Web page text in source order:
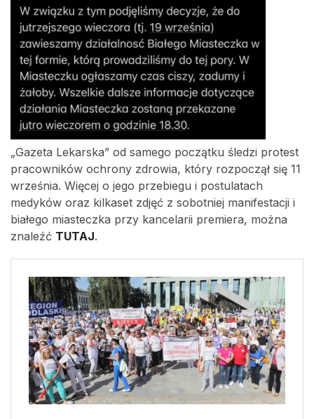
„Gazeta Lekarska” od samego początku śledzi protest
pracowników ochrony zdrowia, który rozpoczął się 11
września. Więcej o jego przebiegu i postulatach
medyków oraz kilkaset zdjęć z sobotniej manifestacji i
białego miasteczka przy kancelarii premiera, można
znaleźć TUTAJ.